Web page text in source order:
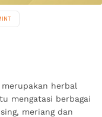
herbal
mengatasi berbagai
meriang dan